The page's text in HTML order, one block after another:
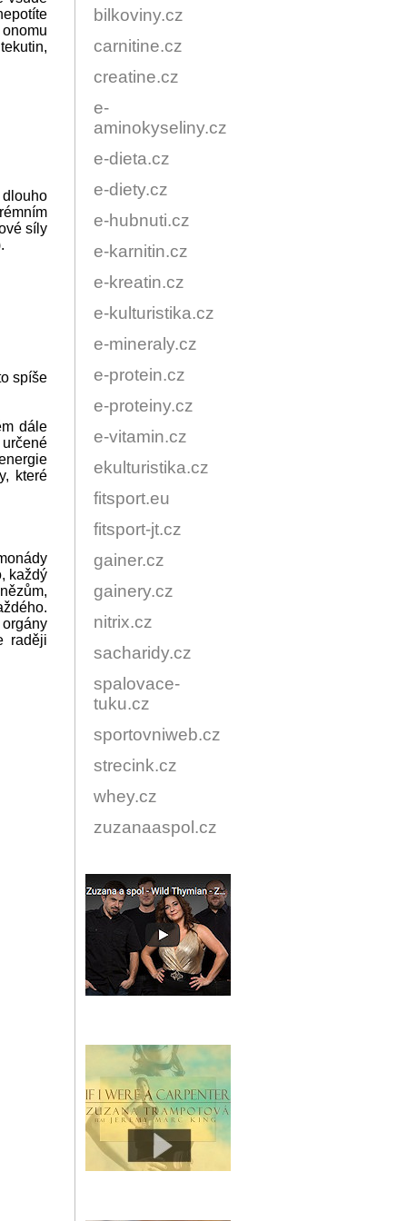
síly
spíše
dále
které
každý
raději
bilkoviny.cz
carnitine.cz
creatine.cz
e-
aminokyseliny.cz
e-dieta.cz
e-diety.cz
e-hubnuti.cz
e-karnitin.cz
e-kreatin.cz
e-kulturistika.cz
e-mineraly.cz
e-protein.cz
e-proteiny.cz
e-vitamin.cz
ekulturistika.cz
fitsport.eu
fitsport-jt.cz
gainer.cz
gainery.cz
nitrix.cz
sacharidy.cz
spalovace-
tuku.cz
sportovniweb.cz
strecink.cz
whey.cz
zuzanaaspol.cz